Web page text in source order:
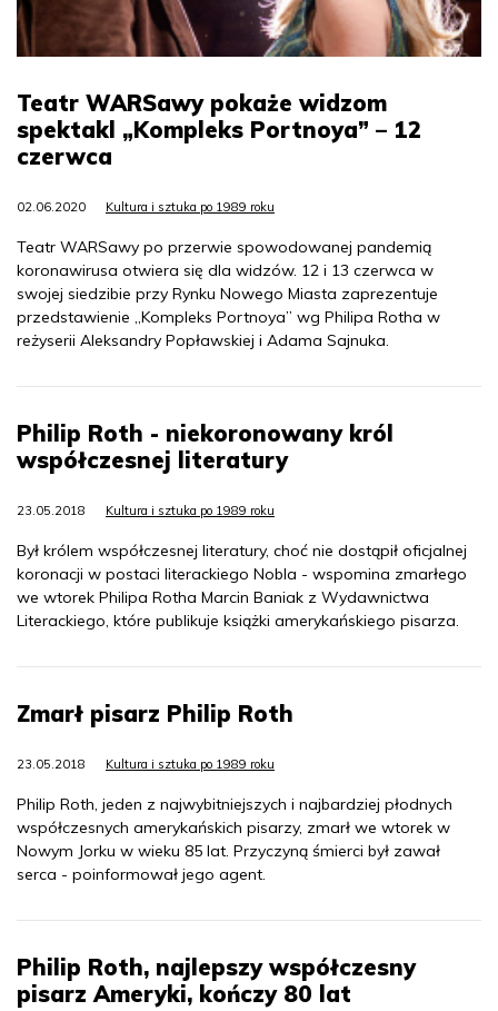
Teatr WARSawy pokaże widzom
spektakl „Kompleks Portnoya” – 12
czerwca
02.06.2020 Kultura i sztuka po 1989 roku
Teatr WARSawy po przerwie spowodowanej pandemią
koronawirusa otwiera się dla widzów. 12 i 13 czerwca w
swojej siedzibie przy Rynku Nowego Miasta zaprezentuje
przedstawienie „Kompleks Portnoya” wg Philipa Rotha w
reżyserii Aleksandry Popławskiej i Adama Sajnuka.
Philip Roth - niekoronowany król
współczesnej literatury
23.05.2018 Kultura i sztuka po 1989 roku
Był królem współczesnej literatury, choć nie dostąpił oficjalnej
koronacji w postaci literackiego Nobla - wspomina zmarłego
we wtorek Philipa Rotha Marcin Baniak z Wydawnictwa
Literackiego, które publikuje książki amerykańskiego pisarza.
Zmarł pisarz Philip Roth
23.05.2018 Kultura i sztuka po 1989 roku
Philip Roth, jeden z najwybitniejszych i najbardziej płodnych
współczesnych amerykańskich pisarzy, zmarł we wtorek w
Nowym Jorku w wieku 85 lat. Przyczyną śmierci był zawał
serca - poinformował jego agent.
Philip Roth, najlepszy współczesny
pisarz Ameryki, kończy 80 lat